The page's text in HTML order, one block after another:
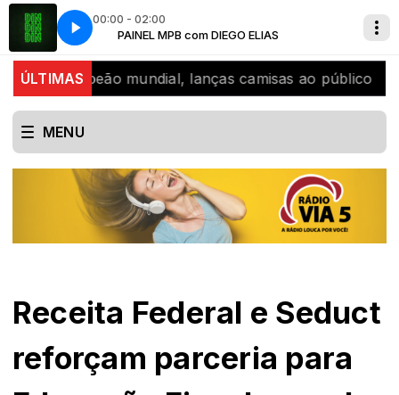
00:00 - 02:00
PAINEL MPB com DIEGO ELIAS
& Mc Doguinha Ludmilla - Din Din Din Feat. Mc Pupio & Mc Doguinha
ÚLTIMAS mundial, lanças camisas ao público SJB
MENU
Receita Federal e Seduct
reforçam parceria para